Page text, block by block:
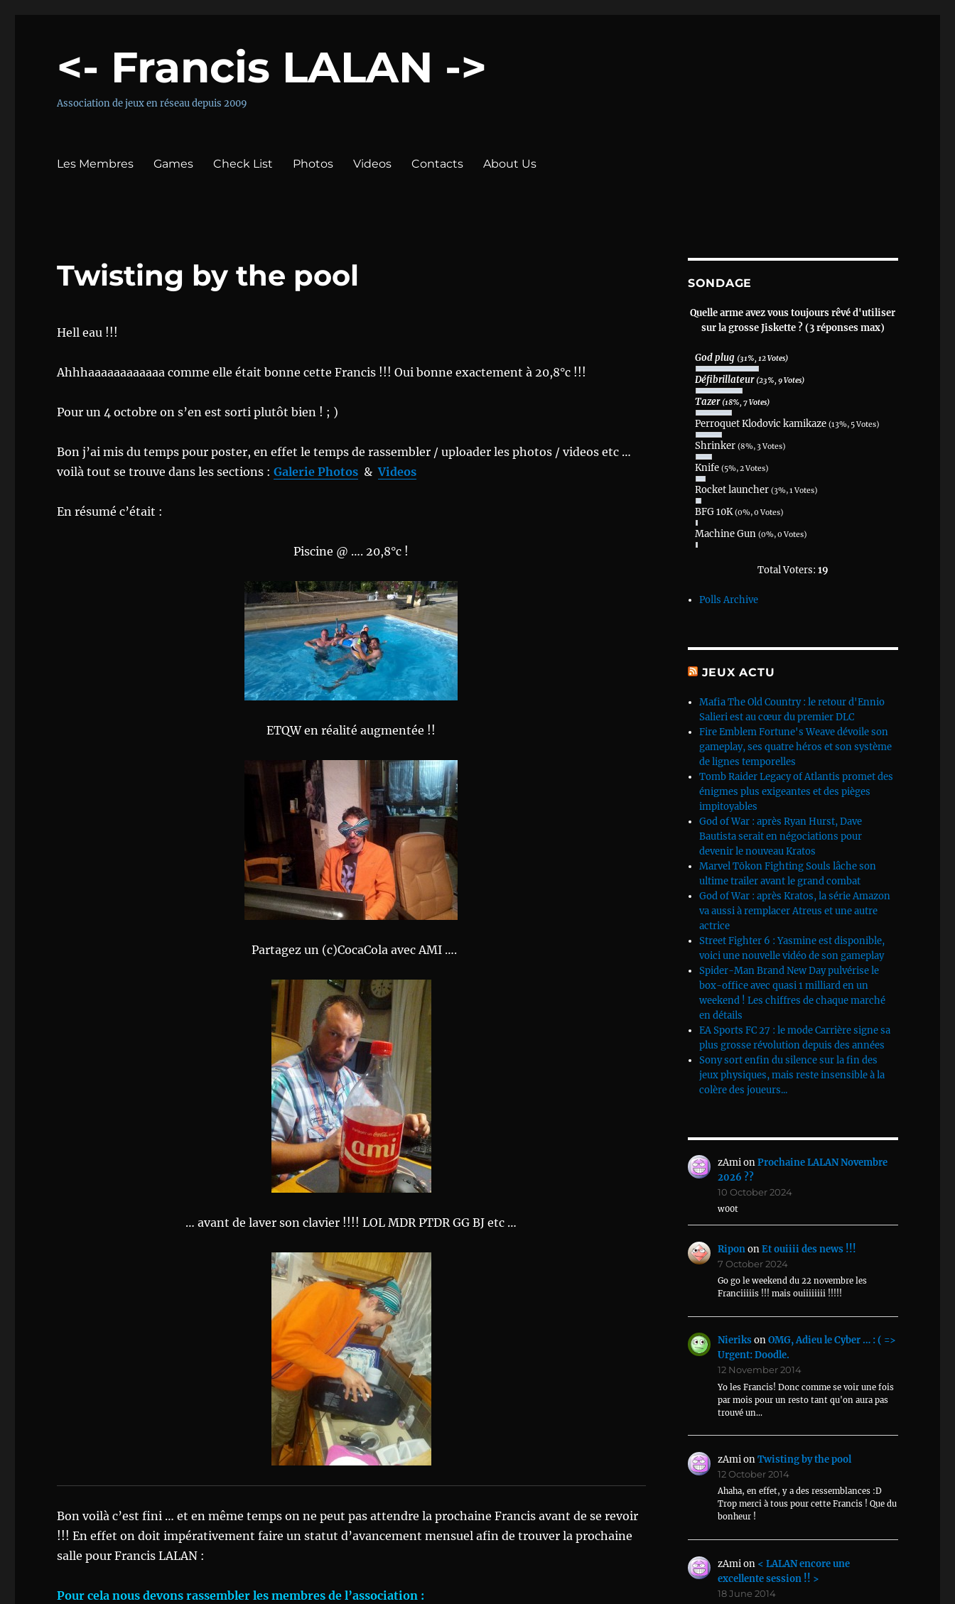
<- Francis LALAN ->
Association de jeux en réseau depuis 2009
Les Membres Games Check List Photos Videos Contacts About Us
Twisting by the pool
Hell eau !!!
Ahhhaaaaaaaaaaaa comme elle était bonne cette Francis !!! Oui bonne exactement à 20,8°c !!!
Pour un 4 octobre on s’en est sorti plutôt bien ! ; )
Bon j’ai mis du temps pour poster, en effet le temps de rassembler / uploader les photos / videos etc …
voilà tout se trouve dans les sections :Galerie Photos &Videos
En résumé c’était :
Piscine @ …. 20,8°c !
ETQW en réalité augmentée !!
Partagez un (c)CocaCola avec AMI ….
… avant de laver son clavier !!!! LOL MDR PTDR GG BJ etc …
Bon voilà c’est fini … et en même temps on ne peut pas attendre la prochaine Francis avant de se revoir
!!! En effet on doit impérativement faire un statut d’avancement mensuel afin de trouver la prochaine
salle pour Francis LALAN :
Pour cela nous devons rassembler les membres de l’association :
SONDAGE
Quelle arme avez vous toujours rêvé d'utiliser
sur la grosse Jiskette ? (3 réponses max)
God plug (31%, 12 Votes)
Défibrillateur (23%, 9 Votes)
Tazer (18%, 7 Votes)
Perroquet Klodovic kamikaze (13%, 5 Votes)
Shrinker (8%, 3 Votes)
Knife (5%, 2 Votes)
Rocket launcher (3%, 1 Votes)
BFG 10K(0%, 0 Votes)
Machine Gun (0%, 0 Votes)
Total Voters: 19
Polls Archive
JEUX ACTU
Mafia The Old Country : le retour d'Ennio
Salieri est au cœur du premier DLC
Fire Emblem Fortune's Weave dévoile son
gameplay, ses quatre héros et son système
de lignes temporelles
Tomb Raider Legacy of Atlantis promet des
énigmes plus exigeantes et des pièges
impitoyables
God of War : après Ryan Hurst, Dave
Bautista serait en négociations pour
devenir le nouveau Kratos
Marvel Tōkon Fighting Souls lâche son
ultime trailer avant le grand combat
God of War : après Kratos, la série Amazon
va aussi à remplacer Atreus et une autre
actrice
Street Fighter 6 : Yasmine est disponible,
voici une nouvelle vidéo de son gameplay
Spider-Man Brand New Day pulvérise le
box-office avec quasi 1 milliard en un
weekend ! Les chiffres de chaque marché
en détails
EA Sports FC 27 : le mode Carrière signe sa
plus grosse révolution depuis des années
Sony sort enfin du silence sur la fin des
jeux physiques, mais reste insensible à la
colère des joueurs...
zAmionProchaine LALAN Novembre
2026 ??
10 October 2024
w00t
RipononEt ouiiii des news !!!
7 October 2024
Go go le weekend du 22 novembre les
Franciiiiis !!! mais ouiiiiiiii !!!!!
NieriksonOMG, Adieu le Cyber … : ( =>
Urgent: Doodle.
12 November 2014
Yo les Francis! Donc comme se voir une fois
par mois pour un resto tant qu'on aura pas
trouvé un…
zAmionTwisting by the pool
12 October 2014
Ahaha, en effet, y a des ressemblances :D
Trop merci à tous pour cette Francis ! Que du
bonheur !
zAmion < LALAN encore une
excellente session !! >
18 June 2014